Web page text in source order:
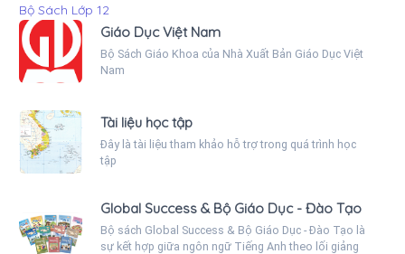
Bộ Sách Lớp 12
Giáo Dục Việt Nam
Bộ Sách Giáo Khoa của Nhà Xuất Bản Giáo Dục Việt
Nam
Tài liệu học tập
Đây là tài liệu tham khảo hỗ trợ trong quá trình học
tập
Global Success & Bộ Giáo Dục - Đào Tạo
Bộ sách Global Success & Bộ Giáo Dục - Đào Tạo là
sự kết hợp giữa ngôn ngữ Tiếng Anh theo lối giảng